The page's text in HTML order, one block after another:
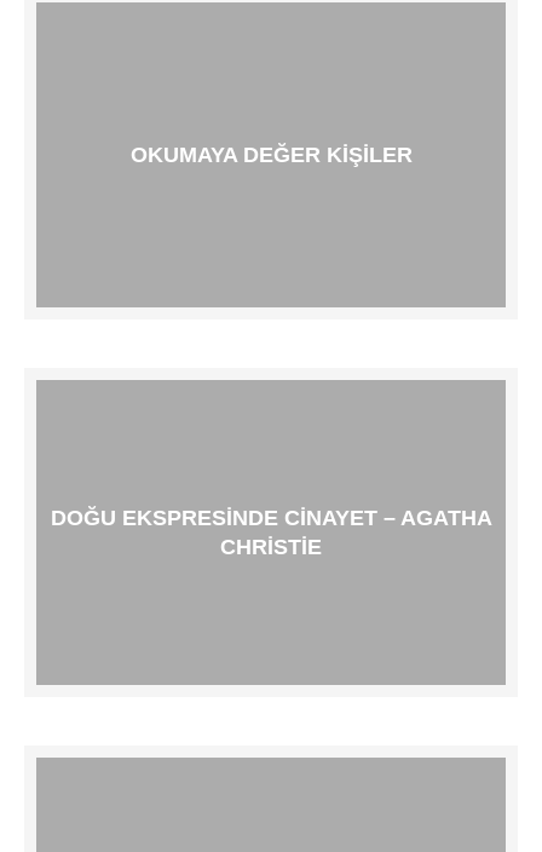
OKUMAYA DEĞER KIŞILER
DOĞU EKSPRESINDE CINAYET – AGATHA
CHRISTIE